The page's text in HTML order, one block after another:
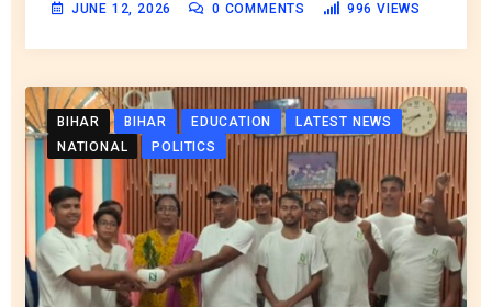
JUNE 12, 2026 0 COMMENTS 996 VIEWS
BIHAR BIHAR EDUCATION
LATEST NEWS
NATIONAL
POLITICS